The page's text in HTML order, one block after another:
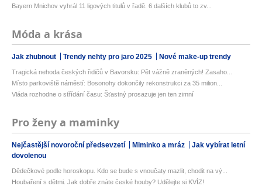
Bayern Mnichov vyhrál 11 ligových titulů v řadě. 6 dalších klubů to zv...
Móda a krása
Jak zhubnout Trendy nehty pro jaro 2025 Nové make-up trendy
Tragická nehoda českých řidičů v Bavorsku: Pět vážně zraněných! Zasaho...
Místo parkoviště náměstí: Bosonohy dokončily rekonstrukci za 35 milion...
Vláda rozhodne o střídání času: Šťastný prosazuje jen ten zimní
Pro ženy a maminky
Nejčastější novoroční předsevzetí Miminko a mráz
Jak vybírat letní
dovolenou
Dědečkové podle horoskopu. Kdo se bude s vnoučaty mazlit, chodit na vý...
Houbaření s dětmi. Jak dobře znáte české houby? Udělejte si KVÍZ!